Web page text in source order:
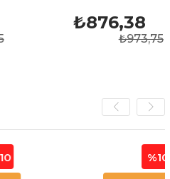
₺876,38
₺973,75
%10